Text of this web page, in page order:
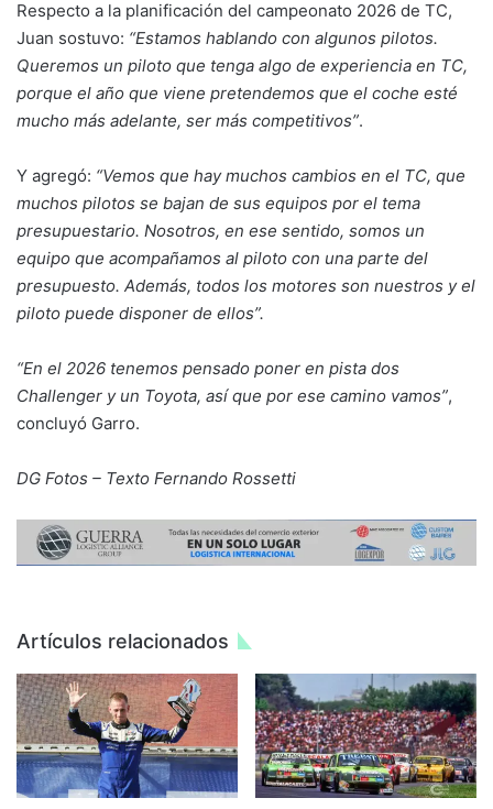
Respecto a la planificación del campeonato 2026 de TC,
Juan sostuvo: “Estamos hablando con algunos pilotos.
Queremos un piloto que tenga algo de experiencia en TC,
porque el año que viene pretendemos que el coche esté
mucho más adelante, ser más competitivos”.
Y agregó: “Vemos que hay muchos cambios en el TC, que
muchos pilotos se bajan de sus equipos por el tema
presupuestario. Nosotros, en ese sentido, somos un
equipo que acompañamos al piloto con una parte del
presupuesto. Además, todos los motores son nuestros y el
piloto puede disponer de ellos”.
“En el 2026 tenemos pensado poner en pista dos
Challenger y un Toyota, así que por ese camino vamos”,
concluyó Garro.
DG Fotos – Texto Fernando Rossetti
Artículos relacionados